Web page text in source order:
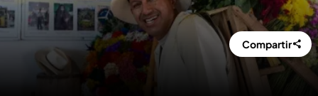
Compartir